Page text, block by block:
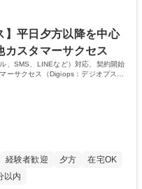
【事務系総
安定基盤/年休120日
おり、中途入社でも質問しやす
簿記やファシリティマネジャ
金制度が非常に手厚く、成長で
】平日夕方以降を中心
カスタマーサクセス
、SMS、LINEなど）対応、契約開始
ーサクセス（Digiops：デジオプス）
経験者歓迎 夕方
在宅OK
以内